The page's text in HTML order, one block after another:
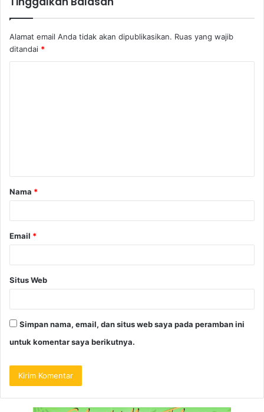
Alamat email Anda tidak akan dipublikasikan. Ruas yang wajib
ditandai *
Nama *
Email *
Situs Web
Simpan nama, email, dan situs web saya pada peramban ini
untuk komentar saya berikutnya.